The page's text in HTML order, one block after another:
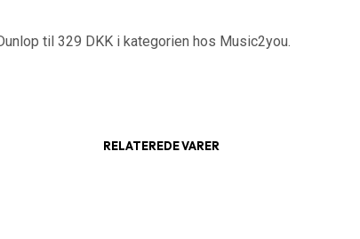
til 329 DKK i kategorien hos Music2you.
RELATEREDE VARER